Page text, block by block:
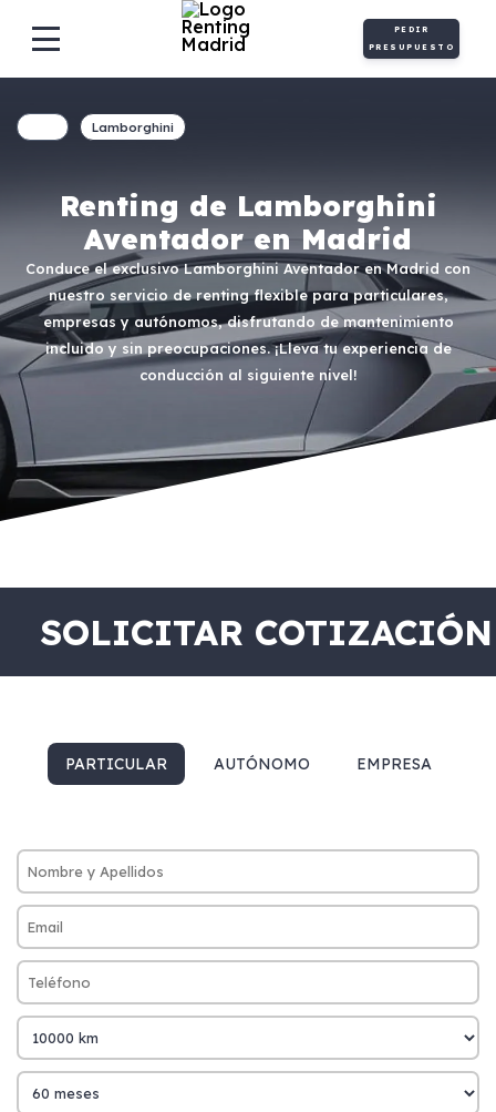
PEDIR
PRESUPUESTO
Renting de Lamborghini
Aventador en Madrid
Conduce el exclusivo Lamborghini Aventador en Madrid con
nuestro servicio de renting flexible para particulares,
empresas y autónomos, disfrutando de mantenimiento
incluido y sin preocupaciones. ¡Lleva tu experiencia de
conducción al siguiente nivel!
Lamborghini
SOLICITAR COTIZACIÓN
PARTICULAR AUTÓNOMO EMPRESA